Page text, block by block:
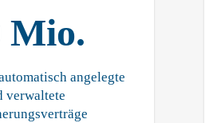
Mio.
angelegte
verwaltete